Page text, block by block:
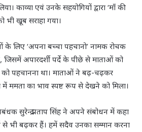
काव्या एवं उनके सहयोगियों द्वारा ‘माँ की
भी खूब सराहा गया।
के लिए ‘अपना बच्चा पहचानो’ नामक रोचक
अपारदर्शी पर्दे के पीछे से माताओं को
पहचानना था। माताओं ने बढ़-चढ़कर
में ममता का भाव स्पष्ट रूप से देखने को मिला।
सुरेन्द्र प्रताप सिंह ने अपने संबोधन में कहा
से भी बढ़कर हैं। हमें सदैव उनका सम्मान करना